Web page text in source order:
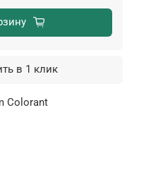
в 1 клик
Colorant